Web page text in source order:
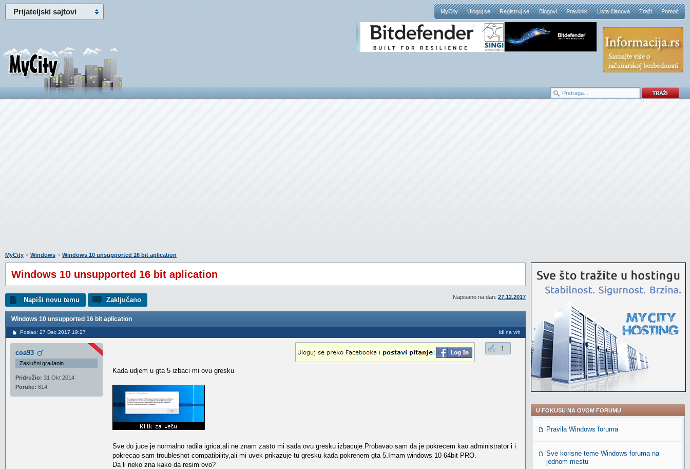
Prijateljski sajtovi MyCity Uloguj se Registruj se Blogovi Pravilnik Lista članova Traži Pomoć
MyCity » Windows » Windows 10 unsupported 16 bit aplication
Windows 10 unsupported 16 bit aplication
Napisano na dan: 27.12.2017
Napiši novu temu Zaključano
Windows 10 unsupported 16 bit aplication
Poslao: 27 Dec 2017 19:27 Idi na vrh
coa93
Zaslužni građanin
Pridružio: 31 Okt 2014
Poruke: 614
1
Kada udjem u gta 5 izbaci mi ovu gresku
Sve do juce je normalno radila igrica,ali ne znam zasto mi sada ovu gresku izbacuje.Probavao sam da je pokrecem kao administrator i i
pokrecao sam troubleshot compatibility,ali mi uvek prikazuje tu gresku kada pokrenem gta 5.Imam windows 10 64bit PRO.
Da li neko zna kako da resim ovo?
U FOKUSU NA OVOM FORUMU
Pravila Windows foruma
Sve korisne teme Windows foruma na
jednom mestu